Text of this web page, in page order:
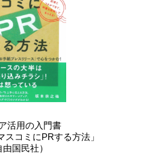
活用の入門書
スコミにPRする方法」
由国民社）